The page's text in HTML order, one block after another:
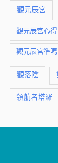
觀元辰宮
觀元辰宮心得
觀元辰宮準嗎
觀落陰
領航者塔羅